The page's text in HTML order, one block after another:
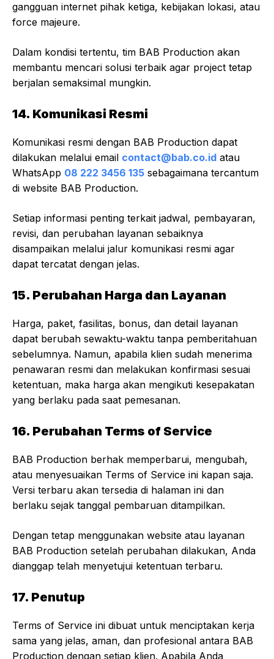
gangguan internet pihak ketiga, kebijakan lokasi, atau
force majeure.
Dalam kondisi tertentu, tim BAB Production akan
membantu mencari solusi terbaik agar project tetap
berjalan semaksimal mungkin.
14. Komunikasi Resmi
Komunikasi resmi dengan BAB Production dapat
dilakukan melalui email contact@bab.co.id atau
WhatsApp 08 222 3456 135 sebagaimana tercantum
di website BAB Production.
Setiap informasi penting terkait jadwal, pembayaran,
revisi, dan perubahan layanan sebaiknya
disampaikan melalui jalur komunikasi resmi agar
dapat tercatat dengan jelas.
15. Perubahan Harga dan Layanan
Harga, paket, fasilitas, bonus, dan detail layanan
dapat berubah sewaktu-waktu tanpa pemberitahuan
sebelumnya. Namun, apabila klien sudah menerima
penawaran resmi dan melakukan konfirmasi sesuai
ketentuan, maka harga akan mengikuti kesepakatan
yang berlaku pada saat pemesanan.
16. Perubahan Terms of Service
BAB Production berhak memperbarui, mengubah,
atau menyesuaikan Terms of Service ini kapan saja.
Versi terbaru akan tersedia di halaman ini dan
berlaku sejak tanggal pembaruan ditampilkan.
Dengan tetap menggunakan website atau layanan
BAB Production setelah perubahan dilakukan, Anda
dianggap telah menyetujui ketentuan terbaru.
17. Penutup
Terms of Service ini dibuat untuk menciptakan kerja
sama yang jelas, aman, dan profesional antara BAB
Production dengan setiap klien. Apabila Anda